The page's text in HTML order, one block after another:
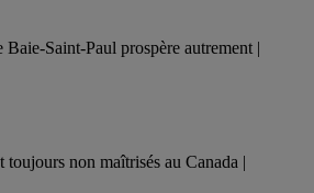
Baie-Saint-Paul prospère autrement |
toujours non maîtrisés au Canada |